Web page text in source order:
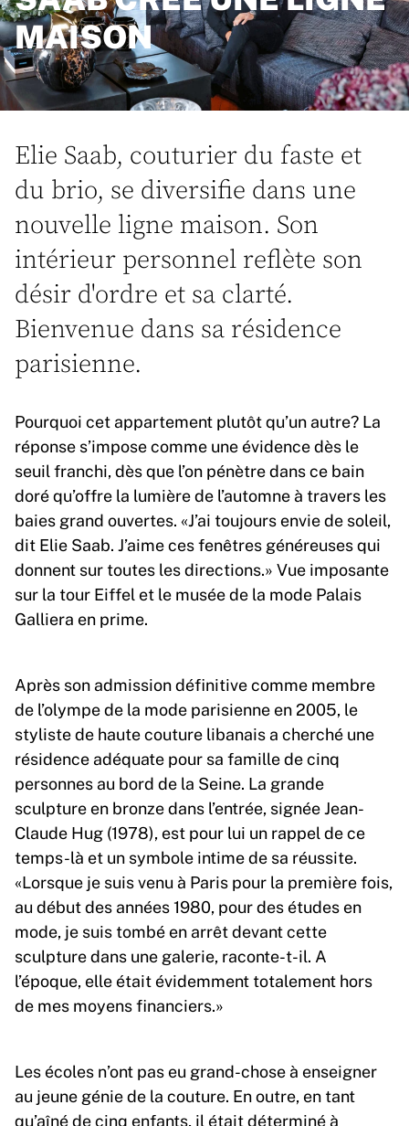
MAISON
Elie Saab, couturier du faste et
du brio, se diversifie dans une
nouvelle ligne maison. Son
intérieur personnel reflète son
désir d'ordre et sa clarté.
Bienvenue dans sa résidence
parisienne.
Pourquoi cet appartement plutôt qu’un autre? La
réponse s’impose comme une évidence dès le
seuil franchi, dès que l’on pénètre dans ce bain
doré qu’offre la lumière de l’automne à travers les
baies grand ouvertes. «J’ai toujours envie de soleil,
dit Elie Saab. J’aime ces fenêtres généreuses qui
donnent sur toutes les directions.» Vue imposante
sur la tour Eiffel et le musée de la mode Palais
Galliera en prime.
Après son admission définitive comme membre
de l’olympe de la mode parisienne en 2005, le
styliste de haute couture libanais a cherché une
résidence adéquate pour sa famille de cinq
personnes au bord de la Seine. La grande
sculpture en bronze dans l’entrée, signée Jean-
Claude Hug (1978), est pour lui un rappel de ce
temps-là et un symbole intime de sa réussite.
«Lorsque je suis venu à Paris pour la première fois,
au début des années 1980, pour des études en
mode, je suis tombé en arrêt devant cette
sculpture dans une galerie, raconte-t-il. A
l’époque, elle était évidemment totalement hors
de mes moyens financiers.»
Les écoles n’ont pas eu grand-chose à enseigner
au jeune génie de la couture. En outre, en tant
qu’aîné de cinq enfants, il était déterminé à